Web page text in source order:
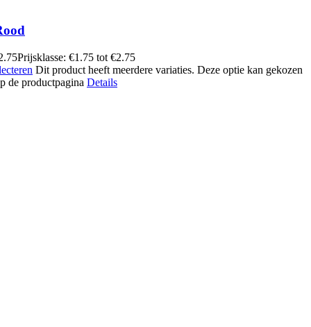
Prijsklasse: €1.75 tot €2.75
Dit product heeft meerdere variaties. Deze optie kan gekozen
de productpagina Details